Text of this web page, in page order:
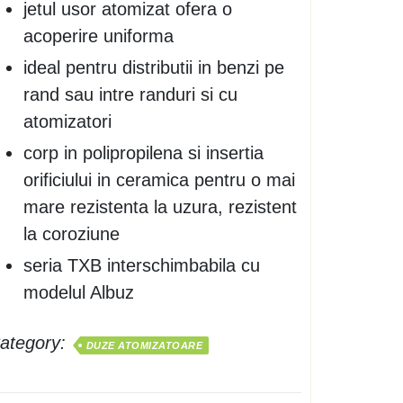
jetul usor atomizat ofera o
acoperire uniforma
ideal pentru distributii in benzi pe
rand sau intre randuri si cu
atomizatori
corp in polipropilena si insertia
orificiului in ceramica pentru o mai
mare rezistenta la uzura, rezistent
la coroziune
seria TXB interschimbabila cu
modelul Albuz
DUZE ATOMIZATOARE